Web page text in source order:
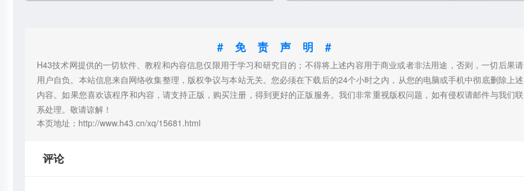
#免责声明#
H43技术网提供的一切软件、教程和内容信息仅限用于学习和研究目的；不得将上述内容用于商业或者非法用途，否则，一切后果请
用户自负。本站信息来自网络收集整理，版权争议与本站无关。您必须在下载后的24个小时之内，从您的电脑或手机中彻底删除上述
内容。如果您喜欢该程序和内容，请支持正版，购买注册，得到更好的正版服务。我们非常重视版权问题，如有侵权请邮件与我们联
系处理。敬请谅解！
本页地址：http://www.h43.cn/xq/15681.html
评论